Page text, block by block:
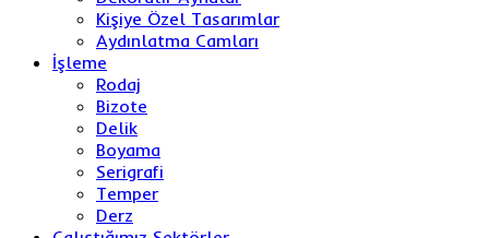
Kişiye Özel Tasarımlar
Aydınlatma Camları
İşleme
Rodaj
Bizote
Delik
Boyama
Serigrafi
Temper
Derz